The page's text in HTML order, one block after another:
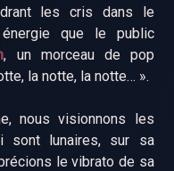
les cris dans le
que le public
, un morceau de pop
la notte, la notte… ».
nous visionnons les
sont lunaires, sur sa
le vibrato de sa